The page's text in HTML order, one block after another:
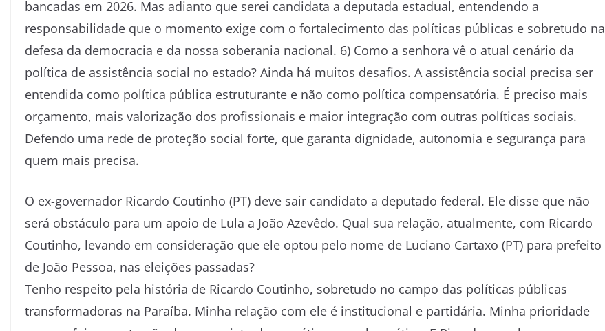
bancadas em 2026. Mas adianto que serei candidata a deputada estadual, entendendo a
responsabilidade que o momento exige com o fortalecimento das políticas públicas e sobretudo na
defesa da democracia e da nossa soberania nacional. 6) Como a senhora vê o atual cenário da
política de assistência social no estado? Ainda há muitos desafios. A assistência social precisa ser
entendida como política pública estruturante e não como política compensatória. É preciso mais
orçamento, mais valorização dos profissionais e maior integração com outras políticas sociais.
Defendo uma rede de proteção social forte, que garanta dignidade, autonomia e segurança para
quem mais precisa.
O ex-governador Ricardo Coutinho (PT) deve sair candidato a deputado federal. Ele disse que não
será obstáculo para um apoio de Lula a João Azevêdo. Qual sua relação, atualmente, com Ricardo
Coutinho, levando em consideração que ele optou pelo nome de Luciano Cartaxo (PT) para prefeito
de João Pessoa, nas eleições passadas?
Tenho respeito pela história de Ricardo Coutinho, sobretudo no campo das políticas públicas
transformadoras na Paraíba. Minha relação com ele é institucional e partidária. Minha prioridade